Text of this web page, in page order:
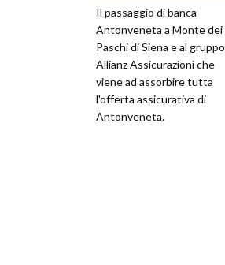
Il passaggio di banca
Antonveneta a Monte dei
Paschi di Siena e al gruppo
Allianz Assicurazioni che
viene ad assorbire tutta
l'offerta assicurativa di
Antonveneta.